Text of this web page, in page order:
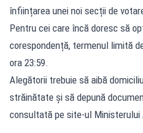
înființarea unei noi secții de
Pentru cei care încă doresc să
corespondență, termenul limită
ora 23:59.
Alegătorii trebuie să aibă
străinătate și să depună
consultată pe site-ul Ministerului